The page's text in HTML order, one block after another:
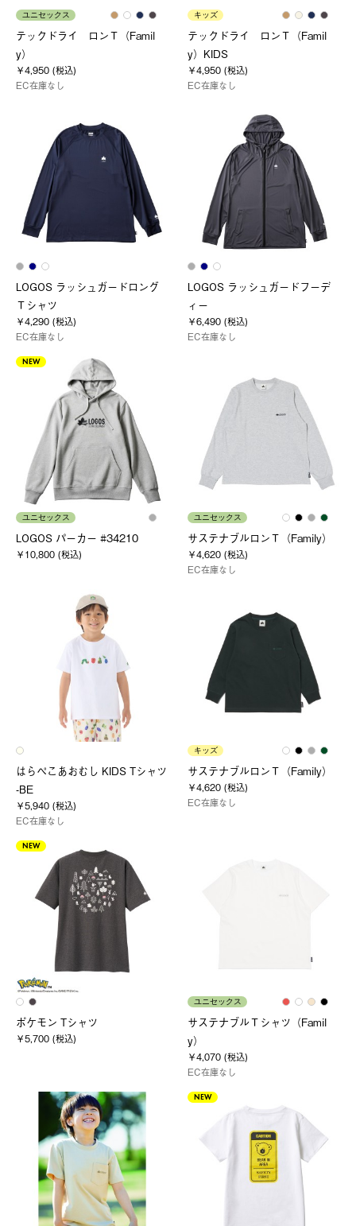
ユニセックス
テックドライ ロンＴ（Famil
y）
￥4,950 (税込)
EC在庫なし
キッズ
テックドライ ロンＴ（Famil
y）KIDS
￥4,950 (税込)
EC在庫なし
LOGOS ラッシュガードロング
Ｔシャツ
￥4,290 (税込)
EC在庫なし
LOGOS ラッシュガードフーデ
ィー
￥6,490 (税込)
EC在庫なし
NEW
ユニセックス
LOGOS パーカー #34210
￥10,800 (税込)
ユニセックス
サステナブルロンＴ（Family）
￥4,620 (税込)
EC在庫なし
はらぺこあおむし KIDS Tシャツ
-BE
￥5,940 (税込)
EC在庫なし
キッズ
サステナブルロンＴ（Family）
￥4,620 (税込)
EC在庫なし
NEW
ポケモン Tシャツ
￥5,700 (税込)
ユニセックス
サステナブルＴシャツ（Famil
y）
￥4,070 (税込)
EC在庫なし
NEW